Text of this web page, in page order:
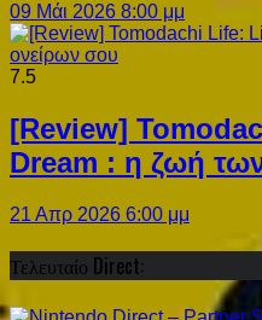
09 Μάι 2026 8:00 μμ
7.5
[Review]
Dream : η ζωή
21 Απρ 2026 6:00 μμ
Τελευταίο Direct: